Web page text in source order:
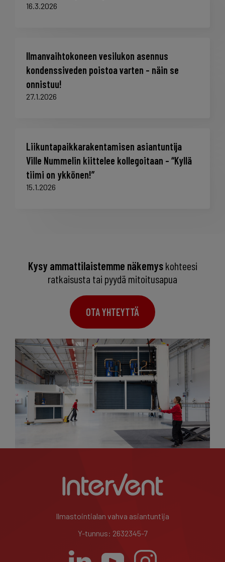
16.3.2026
Ilmanvaihtokoneen vesilukon asennus
kondenssiveden poistoa varten – näin se
onnistuu!
27.1.2026
Liikuntapaikkarakentamisen asiantuntija
Ville Nummelin kiittelee kollegoitaan – “Kyllä
tiimi on ykkönen!”
15.1.2026
Kysy ammattilaistemme näkemyskohteesi
ratkaisusta tai pyydä mitoitusapua
OTA YHTEYTTÄ
Ilmastointialan vahva asiantuntija
Y-tunnus: 2632345-7